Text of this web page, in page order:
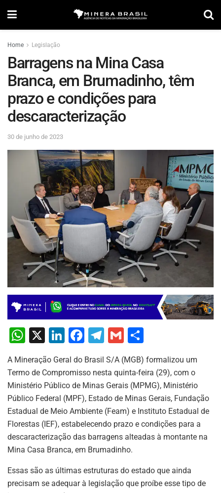
Home Legislação
Barragens na Mina Casa
Branca, em Brumadinho, têm
prazo e condições para
descaracterização
30 de junho de 2023
W
at
s
A
p
p
X
Li
k
e
dI
n
F
c
e
b
o
o
k
T
e
gr
a
m
G
ai
l
ar
e
A Mineração Geral do Brasil S/A (MGB) formalizou um
Termo de Compromisso nesta quinta-feira (29), com o
Ministério Público de Minas Gerais (MPMG), Ministério
Público Federal (MPF), Estado de Minas Gerais, Fundação
Estadual de Meio Ambiente (Feam) e Instituto Estadual de
Florestas (IEF), estabelecendo prazo e condições para a
descaracterização das barragens alteadas à montante na
Mina Casa Branca, em Brumadinho.
Essas são as últimas estruturas do estado que ainda
precisam se adequar à legislação que proíbe esse tipo de